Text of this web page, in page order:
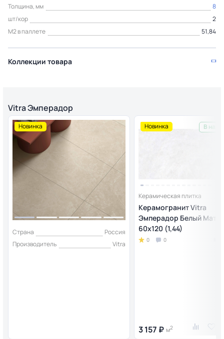
Толщина, мм
8
шт/кор
2
М2 в паллете
51,84
Коллекции товара
Vitra Эмперадор
Новинка
Страна
Россия
Производитель
Vitra
Новинка В
Керамическая плитка
Керамогранит Vitra
Эмперадор Белый
60x120 (1,44)
0 0
3 157 ₽ м2